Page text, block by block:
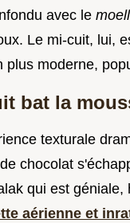
avec le
Le mi-cuit, lui,
plus moderne,
bat la
texturale
chocolat
qui est géniale,
aérienne et